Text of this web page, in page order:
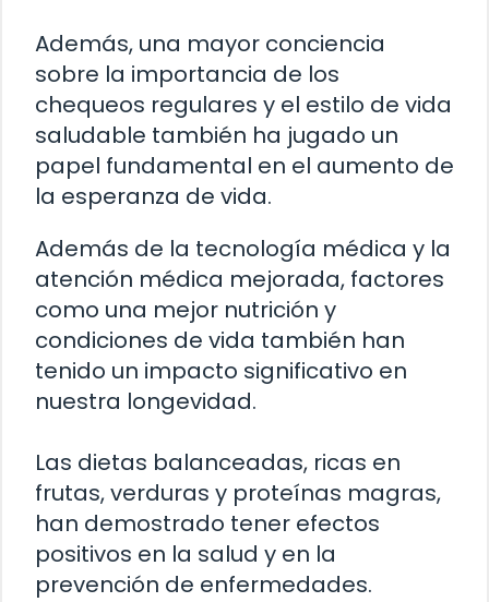
Además, una mayor conciencia
sobre la importancia de los
chequeos regulares y el estilo de vida
saludable también ha jugado un
papel fundamental en el aumento de
la esperanza de vida.
Además de la tecnología médica y la
atención médica mejorada, factores
como una mejor nutrición y
condiciones de vida también han
tenido un impacto significativo en
nuestra longevidad.
Las dietas balanceadas, ricas en
frutas, verduras y proteínas magras,
han demostrado tener efectos
positivos en la salud y en la
prevención de enfermedades.